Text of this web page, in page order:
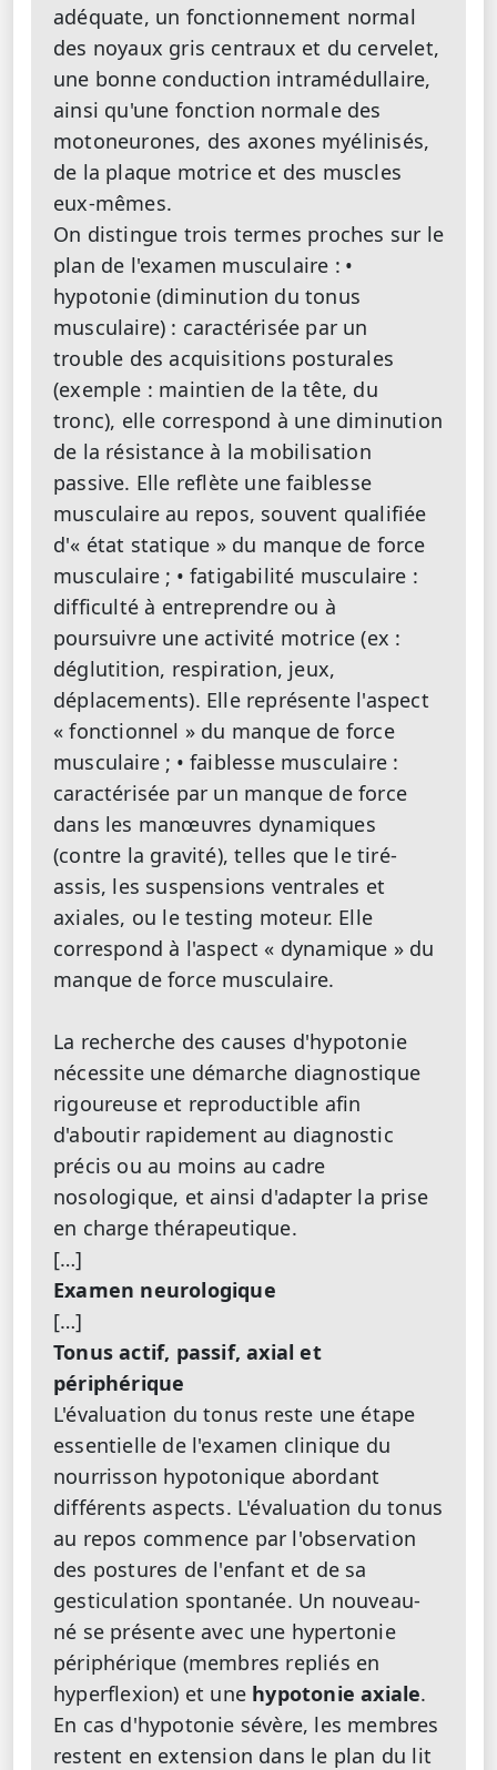
adéquate, un fonctionnement normal
des noyaux gris centraux et du cervelet,
une bonne conduction intramédullaire,
ainsi qu'une fonction normale des
motoneurones, des axones myélinisés,
de la plaque motrice et des muscles
eux-mêmes.
On distingue trois termes proches sur le
plan de l'examen musculaire : •
hypotonie (diminution du tonus
musculaire) : caractérisée par un
trouble des acquisitions posturales
(exemple : maintien de la tête, du
tronc), elle correspond à une diminution
de la résistance à la mobilisation
passive. Elle reflète une faiblesse
musculaire au repos, souvent qualifiée
d'« état statique » du manque de force
musculaire ; • fatigabilité musculaire :
difficulté à entreprendre ou à
poursuivre une activité motrice (ex :
déglutition, respiration, jeux,
déplacements). Elle représente l'aspect
« fonctionnel » du manque de force
musculaire ; • faiblesse musculaire :
caractérisée par un manque de force
dans les manœuvres dynamiques
(contre la gravité), telles que le tiré-
assis, les suspensions ventrales et
axiales, ou le testing moteur. Elle
correspond à l'aspect « dynamique » du
manque de force musculaire.
La recherche des causes d'hypotonie
nécessite une démarche diagnostique
rigoureuse et reproductible afin
d'aboutir rapidement au diagnostic
précis ou au moins au cadre
nosologique, et ainsi d'adapter la prise
en charge thérapeutique.
[…]
Examen neurologique
[…]
Tonus actif, passif, axial et
périphérique
L'évaluation du tonus reste une étape
essentielle de l'examen clinique du
nourrisson hypotonique abordant
différents aspects. L'évaluation du tonus
au repos commence par l'observation
des postures de l'enfant et de sa
gesticulation spontanée. Un nouveau-
né se présente avec une hypertonie
périphérique (membres repliés en
hyperflexion) et une hypotonie axiale.
En cas d'hypotonie sévère, les membres
restent en extension dans le plan du lit